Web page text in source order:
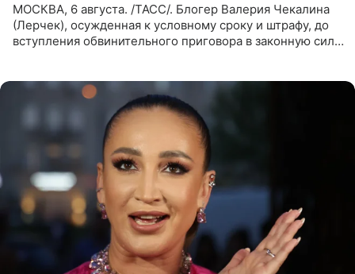
МОСКВА, 6 августа. /ТАСС/. Блогер Валерия Чекалина
(Лерчек), осужденная к условному сроку и штрафу, до
вступления обвинительного приговора в законную силу